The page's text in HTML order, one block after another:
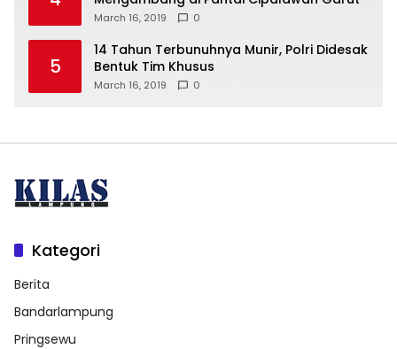
March 16, 2019 0
5
14 Tahun Terbunuhnya Munir, Polri Didesak
Bentuk Tim Khusus
March 16, 2019 0
Kategori
Berita
Bandarlampung
Pringsewu